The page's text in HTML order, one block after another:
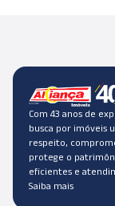
Com 43 anos de
busca por imóveis
respeito,
protege o
eficientes e
Saiba mais